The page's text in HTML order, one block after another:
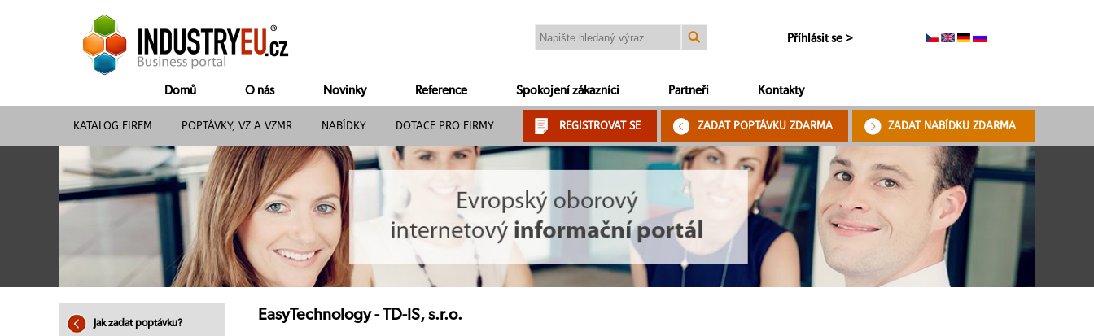
Příhlásit se >
Domů O nás Novinky Reference Spokojení zákazníci Partneři Kontakty
KATALOG FIREM POPTÁVKY, VZ A VZMR NABÍDKY DOTACE PRO FIRMY REGISTROVAT SE ZADAT POPTÁVKU ZDARMA ZADAT NABÍDKU ZDARMA
Jak zadat poptávku?
EasyTechnology - TD-IS, s.r.o.